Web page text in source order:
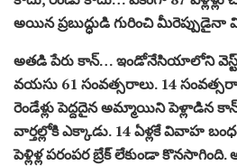
అయిన ప్రబుద్ధుడి గురించి మీరెప్పుడైనా
అతడి పేరు కాన్… ఇండోనేసియాలోని
వయసు 61 సంవత్సరాలు. 14
రెండేళ్లు పెద్దదైన అమ్మాయిని పెళ్లాడిన
వార్తల్లోకి ఎక్కాడు. 14 ఏళ్లకే వివాహ
పెళ్లిళ్ల పరంపర బ్రేక్ లేకుండా కొనసాగింది.